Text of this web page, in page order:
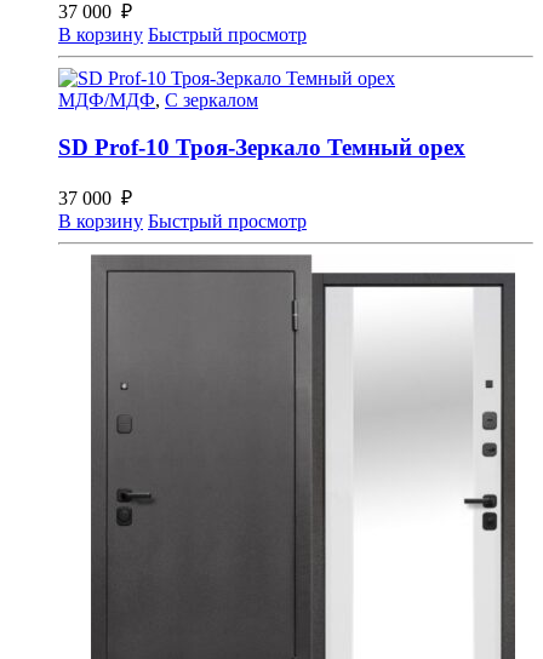
37 000 ₽
В корзину Быстрый просмотр
МДФ/МДФ, С зеркалом
SD Prof-10 Троя-Зеркало Темный орех
37 000 ₽
В корзину Быстрый просмотр